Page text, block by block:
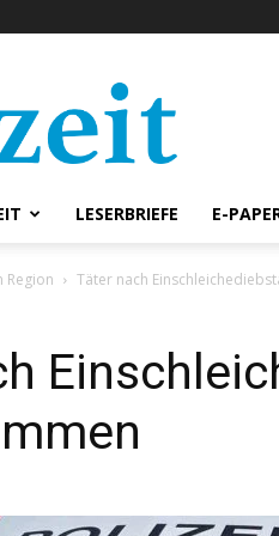
LESERBRIEFE E-
Region Täter nach